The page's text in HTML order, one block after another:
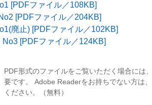
[PDFファイル／108KB]
[PDFファイル／204KB]
廃止) [PDFファイル／102KB]
No3 [PDFファイル／124KB]
PDF形式のファイルをご覧いただく場合には
要です。
Adobe Readerをお持ちでない方は
ください。（無料）